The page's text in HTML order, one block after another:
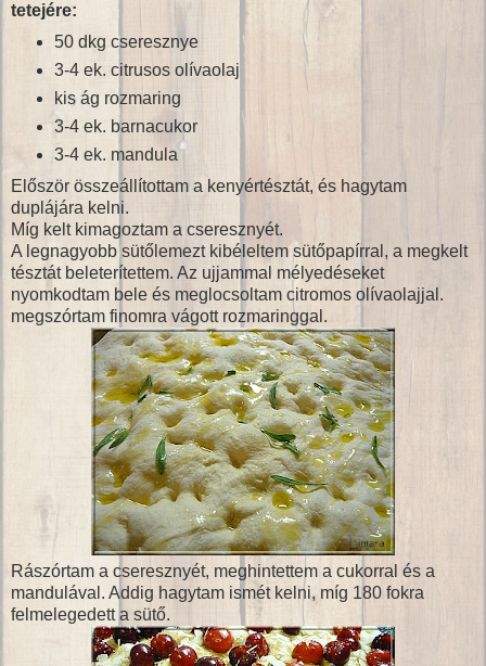
tetejére:
50 dkg cseresznye
3-4 ek. citrusos olívaolaj
kis ág rozmaring
3-4 ek. barnacukor
3-4 ek. mandula
Először összeállítottam a kenyértésztát, és hagytam
duplájára kelni.
Míg kelt kimagoztam a cseresznyét.
A legnagyobb sütőlemezt kibéleltem sütőpapírral, a megkelt
tésztát beleterítettem. Az ujjammal mélyedéseket
nyomkodtam bele és meglocsoltam citromos olívaolajjal.
megszórtam finomra vágott rozmaringgal.
Rászórtam a cseresznyét, meghintettem a cukorral és a
mandulával. Addig hagytam ismét kelni, míg 180 fokra
felmelegedett a sütő.